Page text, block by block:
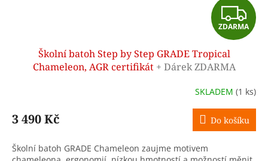
Z
D
R
M
A
ZDARMA
Školní batoh Step by Step GRADE Tropical
Chameleon, AGR certifikát + Dárek ZDARMA
SKLADEM (1 ks)
3 490 Kč Do košíku
Školní batoh GRADE Chameleon zaujme motivem